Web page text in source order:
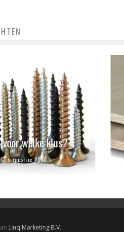
welke klus?
17 augustus 2020
Linq Marketing B.V.